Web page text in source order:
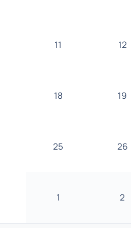
11 12
18 19
25 26
1 2